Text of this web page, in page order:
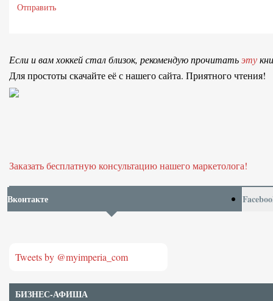
Отправить
Если и вам хоккей стал близок, рекомендую прочитатьэту
Для простоты скачайте её с нашего сайта. Приятного чтения!
Заказать бесплатную консультацию нашего маркетолога!
Вконтакте
Tweets by @myimperia_com
БИЗНЕС-АФИША